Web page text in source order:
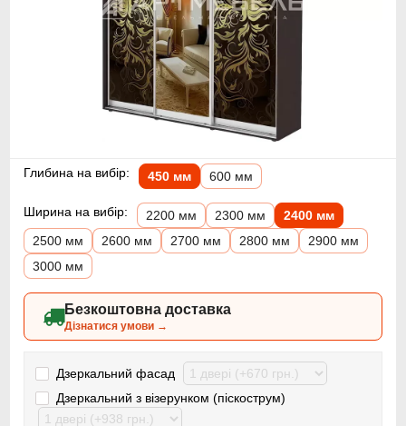
Глибина на вибір: 450 мм 600 мм
Ширина на вибір: 2200 мм 2300 мм
2400 мм
2500 мм
2600 мм 2700 мм 2800 мм
2900 мм
3000 мм
Безкоштовна доставка
Дізнатися умови →
Дзеркальний фасад
Дзеркальний з візерунком (піскострум)